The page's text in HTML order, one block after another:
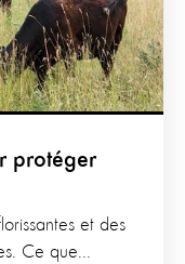
protéger
et des
Ce que...